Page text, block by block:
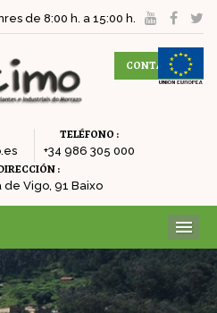
de 8:00 h. a 15:00 h.
CONTACTAR
TELÉFONO :
+34 986 305 000
:
de Vigo, 91 Baixo